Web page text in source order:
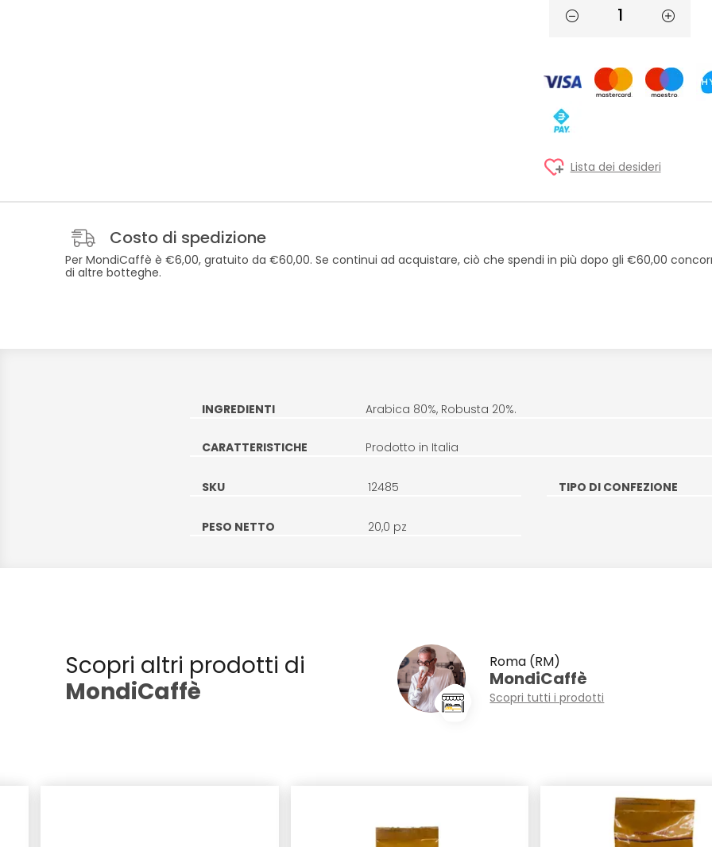
Lista dei desideri
Costo di spedizione
Per MondiCaffè è €6,00, gratuito da €60,00. Se continui ad acquistare, ciò che spendi in più dopo gli €60,00
di altre botteghe.
INGREDIENTI Arabica 80%, Robusta 20%.
CARATTERISTICHE Prodotto in Italia
SKU 12485 TIPO DI CONFEZIONE
PESO NETTO 20,0 pz
Scopri altri prodotti di
MondiCaffè
Roma (RM)
MondiCaffè
Scopri tutti i prodotti